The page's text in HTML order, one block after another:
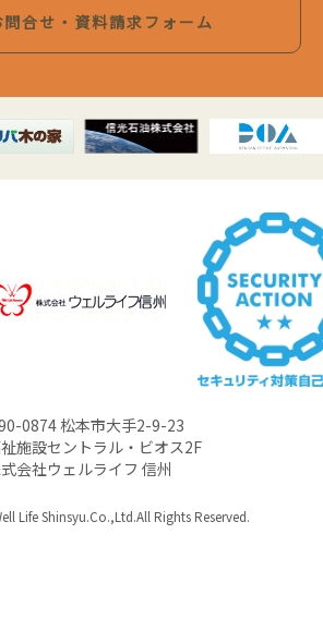
問合せ・資料請求フォーム
0874 松本市大手2-9-23
施設セントラル・ビオス2F
会社ウェルライフ 信州
Life Shinsyu.Co.,Ltd.All Rights Reserved.